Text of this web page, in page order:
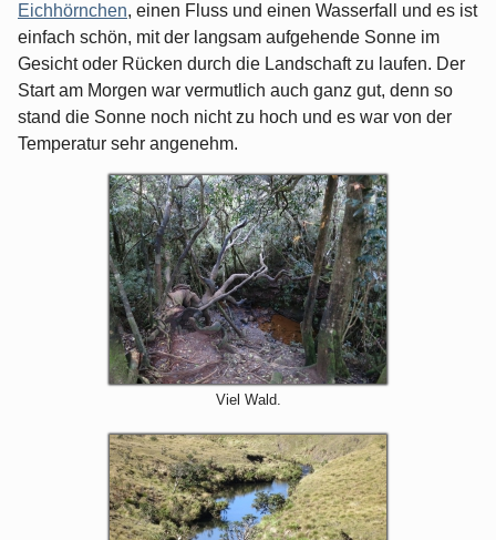
Eichhörnchen, einen Fluss und einen Wasserfall und es ist
einfach schön, mit der langsam aufgehende Sonne im
Gesicht oder Rücken durch die Landschaft zu laufen. Der
Start am Morgen war vermutlich auch ganz gut, denn so
stand die Sonne noch nicht zu hoch und es war von der
Temperatur sehr angenehm.
Viel Wald.